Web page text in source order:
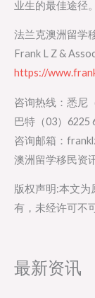
业生的最佳途径。
法兰克澳洲留学
Frank L Z &
https://
咨询热线：悉尼
巴特（03）6225
咨询邮箱：
澳洲留学移民资
版权声明:本文为
有，未经许可不
最新资讯